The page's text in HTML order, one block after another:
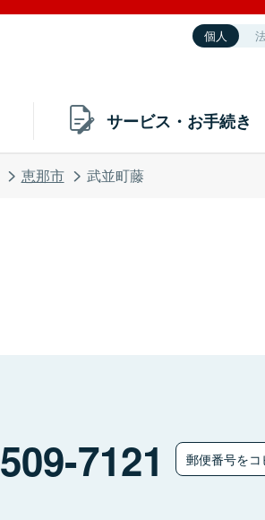
個人
サービス・お手続き
恵那市 武並町藤
509-7121 郵便番号をコ